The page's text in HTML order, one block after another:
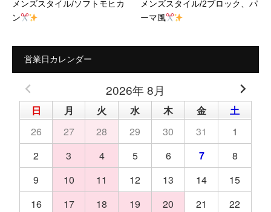
メンズスタイル/ソフトモヒカ
ン
メンズスタイル/2ブロック、パ
ーマ風
営業日カレンダー
2026年 8月
日 月 火 水 木 金
土
26
27 28 29 30 31
1
2
3 4 5 6 7
8
9
10 11 12 13 14
15
16
17 18 19 20 21
22